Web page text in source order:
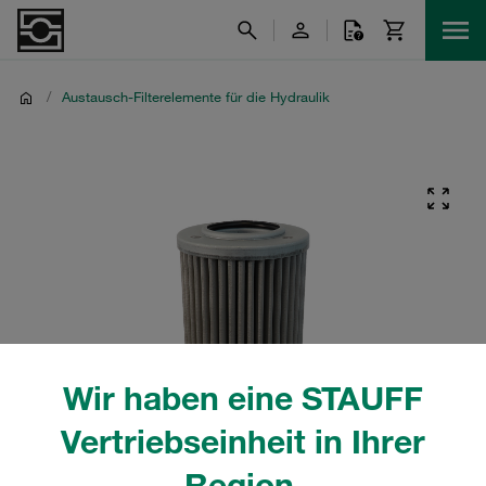
Wir haben eine STAUFF
Vertriebseinheit in Ihrer
/ Austausch-Filterelemente für die Hydraulik